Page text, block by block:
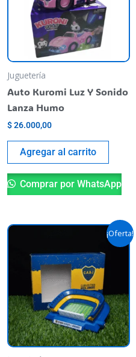
Juguetería
Auto Kuromi Luz Y Sonido
Lanza Humo
$26.000,00
Agregar al carrito
Comprar por WhatsApp
¡Oferta!
El
original
era:
$ 59.900,00.
El
precio
actual
es:
$